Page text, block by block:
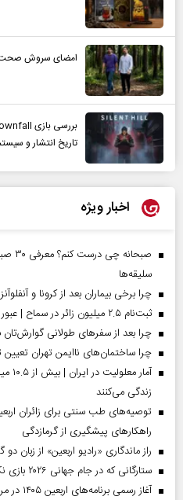
امضای سروش صحت
تاریخ انتشار و
اخبار ویژه
سلیقه‌ها
چرا برخی بیماران بعد از کرونا و
ثبت‌نام ۲.۵ میلیون زائر در سماح | عبور ۱.۷ میلیون نفر از مرز‌های اربعین
چرا بعد از سفرهای طولانی
چرا ساختمان‌های ناایمن تهران
زندگی می‌کنند
توصیه‌های طب سنتی برای زائران
راهکارهای پیشگیری از گرمازدگی
راز ماندگاری «رادیو اربعین» از زبان
ستارگانی که در جام جهانی ۲۰۲۶ بازی نکردند